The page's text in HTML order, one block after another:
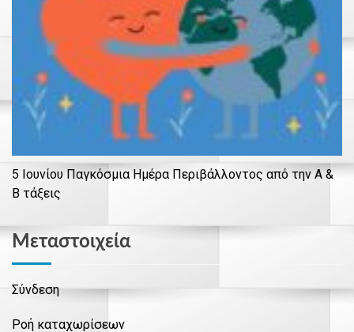
5 Ιουνίου Παγκόσμια Ημέρα Περιβάλλοντος από την Α &
Β τάξεις
Μεταστοιχεία
Σύνδεση
Ροή καταχωρίσεων